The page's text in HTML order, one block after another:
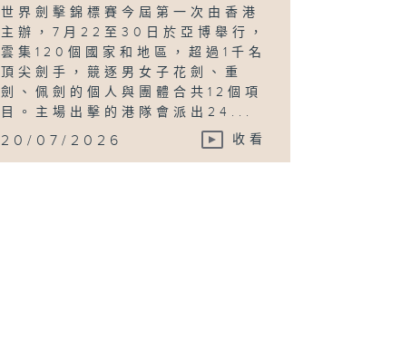
世界劍擊錦標賽今屆第一次由香港
主辦，7月22至30日於亞博舉行，
雲集120個國家和地區，超過1千名
頂尖劍手，競逐男女子花劍、重
劍、佩劍的個人與團體合共12個項
目。主場出擊的港隊會派出24...
20/07/2026 收看